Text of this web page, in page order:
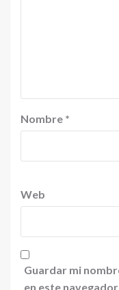
Nombre *
Web
Guardar mi
en este